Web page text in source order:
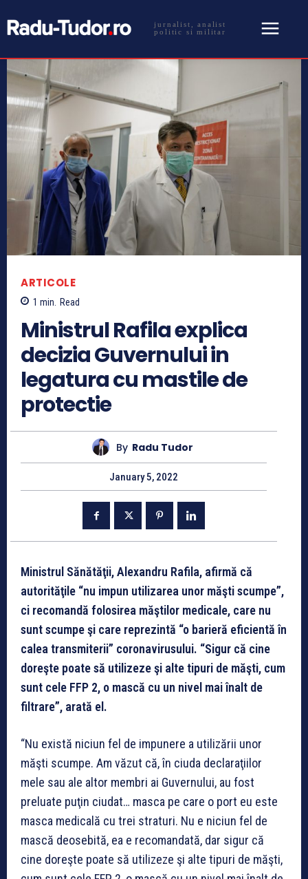
jurnalist, analist
politic si militar
ARTICOLE
1 min. Read
Ministrul Rafila explica
decizia Guvernului in
legatura cu mastile de
protectie
By Radu Tudor
January 5, 2022
Ministrul Sănătăţii, Alexandru Rafila, afirmă că
autorităţile “nu impun utilizarea unor măşti scumpe”,
ci recomandă folosirea măştilor medicale, care nu
sunt scumpe şi care reprezintă “o barieră eficientă în
calea transmiterii” coronavirusului. “Sigur că cine
doreşte poate să utilizeze şi alte tipuri de măşti, cum
sunt cele FFP 2, o mască cu un nivel mai înalt de
filtrare”, arată el.
“Nu există niciun fel de impunere a utilizării unor
măşti scumpe. Am văzut că, în ciuda declaraţiilor
mele sau ale altor membri ai Guvernului, au fost
preluate puţin ciudat… masca pe care o port eu este
masca medicală cu trei straturi. Nu e niciun fel de
mască deosebită, ea e recomandată, dar sigur că
cine doreşte poate să utilizeze şi alte tipuri de măşti,